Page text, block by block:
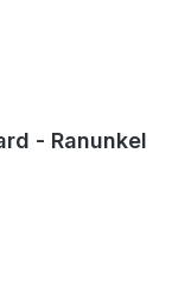
- Ranunkel